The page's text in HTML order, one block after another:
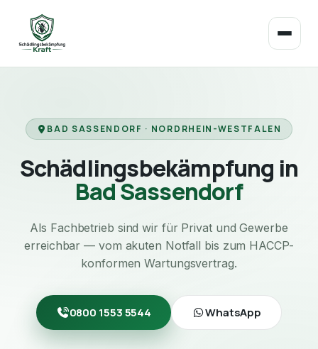
BAD SASSENDORF · NORDRHEIN-WESTFALEN
Schädlingsbekämpfung in
Bad Sassendorf
Als Fachbetrieb sind wir für Privat und Gewerbe
erreichbar — vom akuten Notfall bis zum HACCP-
konformen Wartungsvertrag.
0800 1553 5544 WhatsApp